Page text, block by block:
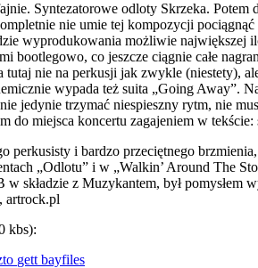
Syntezatorowe odloty Skrzeka.
nie umie tej kompozycji
wyprodukowania możliwie największej
bootlegowo, co jeszcze ciągnie całe
nie na perkusji jak zwykle (niestety),
wypada też suita „Going Away”.
jedynie trzymać niespieszny rytm, nie
do miejsca koncertu zagajeniem w
perkusisty i bardzo przeciętnego
„Odlotu” i w „Walkin’ Around The
w składzie z Muzykantem, był
artrock.pl
kbs):
gett bayfiles